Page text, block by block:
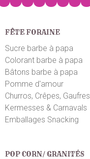
FÊTE FORAINE
Sucre barbe à papa
Colorant barbe à papa
Bâtons barbe à papa
Pomme d'amour
Churros, Crêpes, Gaufres
Kermesses & Carnavals
Emballages Snacking
POP CORN/ GRANITÉS